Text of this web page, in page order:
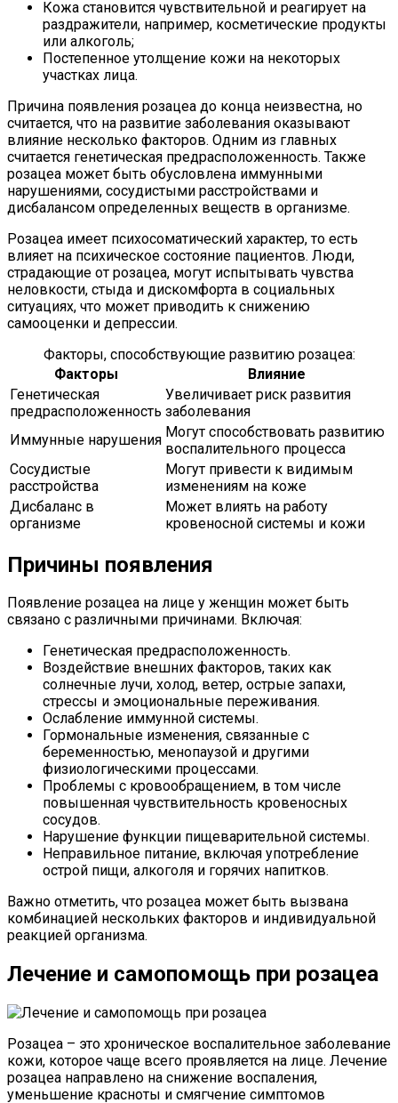
Кожа становится чувствительной и реагирует на
раздражители, например, косметические продукты
или алкоголь;
Постепенное утолщение кожи на некоторых
участках лица.
Причина появления розацеа до конца неизвестна, но
считается, что на развитие заболевания оказывают
влияние несколько факторов. Одним из главных
считается генетическая предрасположенность. Также
розацеа может быть обусловлена иммунными
нарушениями, сосудистыми расстройствами и
дисбалансом определенных веществ в организме.
Розацеа имеет психосоматический характер, то есть
влияет на психическое состояние пациентов. Люди,
страдающие от розацеа, могут испытывать чувства
неловкости, стыда и дискомфорта в социальных
ситуациях, что может приводить к снижению
самооценки и депрессии.
Факторы, способствующие развитию розацеа:
Факторы
Влияние
Генетическая
предрасположенность
Увеличивает риск развития
заболевания
Иммунные нарушения Могут способствовать развитию
воспалительного процесса
Сосудистые
расстройства
Могут привести к видимым
изменениям на коже
Дисбаланс в
организме
Может влиять на работу
кровеносной системы и кожи
Причины появления
Появление розацеа на лице у женщин может быть
связано с различными причинами. Включая:
Генетическая предрасположенность.
Воздействие внешних факторов, таких как
солнечные лучи, холод, ветер, острые запахи,
стрессы и эмоциональные переживания.
Ослабление иммунной системы.
Гормональные изменения, связанные с
беременностью, менопаузой и другими
физиологическими процессами.
Проблемы с кровообращением, в том числе
повышенная чувствительность кровеносных
сосудов.
Нарушение функции пищеварительной системы.
Неправильное питание, включая употребление
острой пищи, алкоголя и горячих напитков.
Важно отметить, что розацеа может быть вызвана
комбинацией нескольких факторов и индивидуальной
реакцией организма.
Лечение и самопомощь при розацеа
Розацеа – это хроническое воспалительное заболевание
кожи, которое чаще всего проявляется на лице. Лечение
розацеа направлено на снижение воспаления,
уменьшение красноты и смягчение симптомов